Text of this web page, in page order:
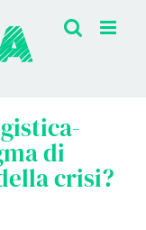
di
crisi?